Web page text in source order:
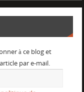
à ce blog et
par e-mail.